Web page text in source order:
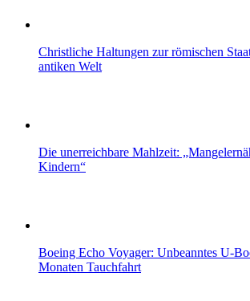
Christliche Haltungen zur römischen
antiken Welt
Die unerreichbare Mahlzeit:
Kindern“
Boeing Echo Voyager: Unbeanntes U-
Monaten Tauchfahrt